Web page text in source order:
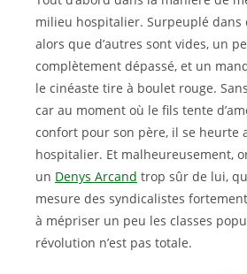
milieu hospitalier. Surpeuplé dans
alors que d’autres sont vides, un
complètement dépassé, et un
le cinéaste tire à boulet rouge.
car au moment où le fils tente
confort pour son père, il se heurte
hospitalier. Et malheureusement,
un Denys Arcand trop sûr de lui,
mesure des syndicalistes
à mépriser un peu les classes
révolution n’est pas totale.